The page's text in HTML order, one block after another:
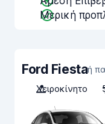
Μερική
Ford Fiestaή
Χειροκίνητο